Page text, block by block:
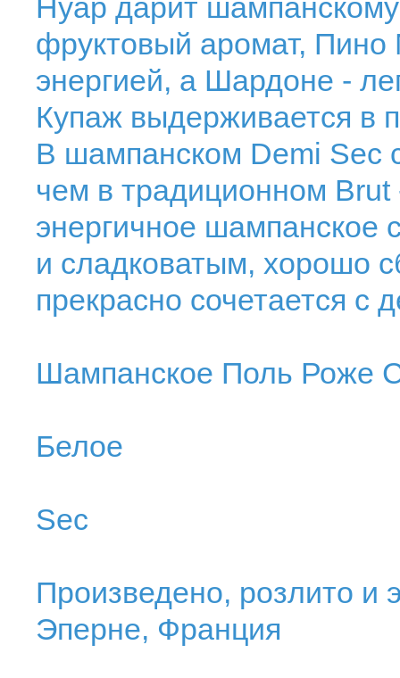
Нуар дарит шампанскому
фруктовый аромат,
энергией, а Шардоне -
Купаж выдерживается в
В шампанском Demi Sec
чем в традиционном Brut
энергичное шампанское
и сладковатым, хорошо
прекрасно сочетается с
Шампанское Поль Роже
Белое
Sec
Произведено, розлито и
Эперне, Франция